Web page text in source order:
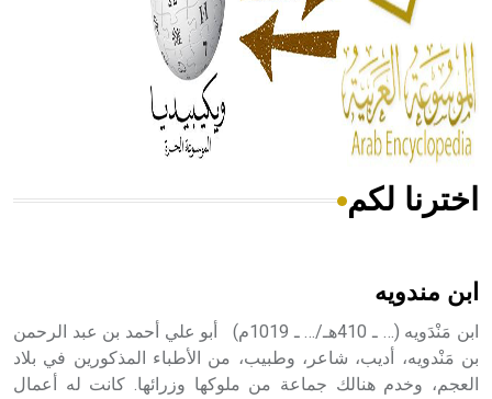
- هل تعلم أن المرجان إفراز حيواني يتكون في البحر ويتركب
من مادة كربونات الكلسيوم، وهو أحمر أو شديد الحمرة وهو
أجود أنواعه، ويمتاز بكبر الحجم ويسمى الش
هل تعلم أن الأبسيد كلمة فرنسية اللفظ تم اعتمادها مصطلحاً
- هل تعلم أن أبجر Abgar اسم معروف جيداً يعود إلى عدد من
اخترنا لكم
ابن مندويه
ابن مَنْدَويه (… ـ 410هـ/… ـ 1019م) أبو علي أحمد بن عبد الرحمن
بن مَنْدويه، أديب، شاعر، وطبيب، من الأطباء المذكورين في بلاد
العجم، وخدم هنالك جماعة من ملوكها وزرائها. كانت له أعمال